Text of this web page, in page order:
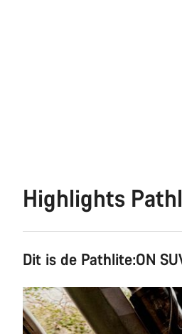
Highlights
Dit is de Pathlite:ON